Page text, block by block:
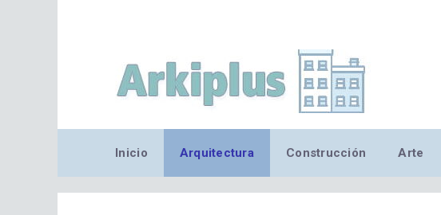
Inicio Arquitectura Construcción Arte